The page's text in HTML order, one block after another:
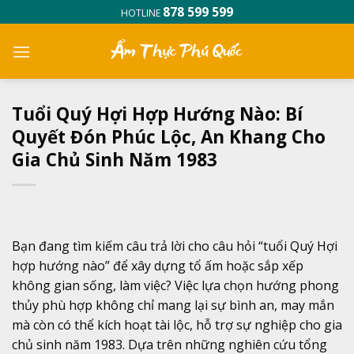
to
content
HOTLINE 878 599 599
Tuổi Quý Hợi Hợp Hướng Nào: Bí
Quyết Đón Phúc Lộc, An Khang Cho
Gia Chủ Sinh Năm 1983
Bạn đang tìm kiếm câu trả lời cho câu hỏi “tuổi Quý Hợi
hợp hướng nào” để xây dựng tổ ấm hoặc sắp xếp
không gian sống, làm việc? Việc lựa chọn hướng phong
thủy phù hợp không chỉ mang lại sự bình an, may mắn
mà còn có thể kích hoạt tài lộc, hỗ trợ sự nghiệp cho gia
chủ sinh năm 1983. Dựa trên những nghiên cứu tổng